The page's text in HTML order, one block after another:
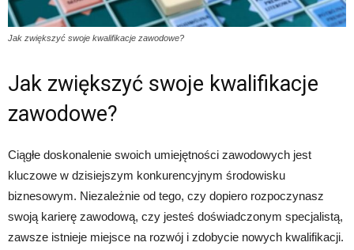
Jak zwiększyć swoje kwalifikacje zawodowe?
Jak zwiększyć swoje kwalifikacje
zawodowe?
Ciągłe doskonalenie swoich umiejętności zawodowych jest
kluczowe w dzisiejszym konkurencyjnym środowisku
biznesowym. Niezależnie od tego, czy dopiero rozpoczynasz
swoją karierę zawodową, czy jesteś doświadczonym specjalistą,
zawsze istnieje miejsce na rozwój i zdobycie nowych kwalifikacji.